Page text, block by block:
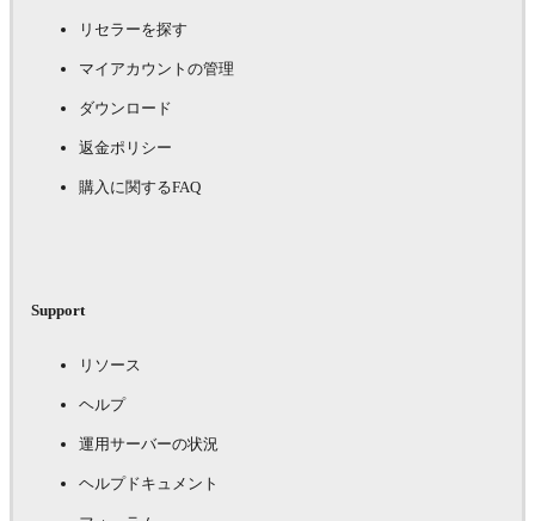
リセラーを探す
マイアカウントの管理
ダウンロード
返金ポリシー
購入に関するFAQ
Support
リソース
ヘルプ
運用サーバーの状況
ヘルプドキュメント